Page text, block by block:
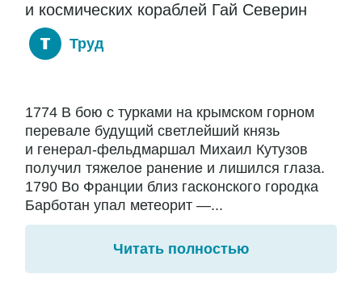
и космических кораблей Гай Северин
Труд
1774 В бою с турками на крымском горном
перевале будущий светлейший князь
и генерал-фельдмаршал Михаил Кутузов
получил тяжелое ранение и лишился глаза.
1790 Во Франции близ гасконского городка
Барботан упал метеорит —...
Читать полностью